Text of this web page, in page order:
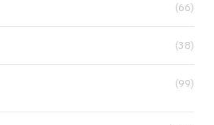
(66)
(38)
(99)